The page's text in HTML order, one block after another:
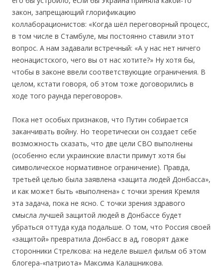
закон, запрещающий глорификацию
коллаборационистов: «Когда шёл переговорный процесс,
в том числе в Стамбуле, мы постоянно ставили этот
вопрос. А нам задавали встречный: «А у нас нет ничего
неонацистского, чего вы от нас хотите?» Ну хотя бы,
чтобы в законе ввели соответствующие ограничения. В
целом, кстати говоря, об этом тоже договорились в
ходе того раунда переговоров».
Пока нет особых признаков, что Путин собирается
заканчивать войну. Но теоретически он создает себе
возможность сказать, что две цели СВО выполнены
(особенно если украинские власти примут хотя бы
символическое нормативное ограничение). Правда,
третьей целью была заявлена «защита людей Донбасса»,
и как может быть «выполнена» с точки зрения Кремля
эта задача, пока не ясно. С точки зрения здравого
смысла лучшей защитой людей в Донбассе будет
убраться оттуда куда подальше. О том, что Россия своей
«защитой» превратила Донбасс в ад, говорят даже
сторонники Стрелкова: на неделе вышел фильм об этом
блогера-«патриота» Максима Калашникова.